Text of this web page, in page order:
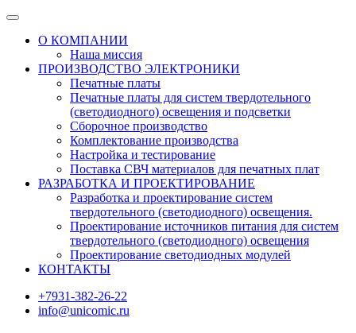
О КОМПАНИИ
Наша миссия
ПРОИЗВОДСТВО ЭЛЕКТРОНИКИ
Печатные платы
Печатные платы для систем твердотельного
(светодиодного) освещения и подсветки
Сборочное производство
Комплектование производства
Настройка и тестирование
Поставка СВЧ материалов для печатных плат
РАЗРАБОТКА И ПРОЕКТИРОВАНИЕ
Разработка и проектирование систем
твердотельного (светодиодного) освещения.
Проектирование источников питания для систем
твердотельного (светодиодного) освещения
Проектирование светодиодных модулей
КОНТАКТЫ
+7931-382-26-22
info@unicomic.ru